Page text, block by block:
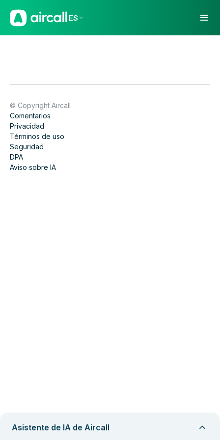
ES
© Copyright Aircall
Comentarios
Privacidad
Términos de uso
Seguridad
DPA
Aviso sobre IA
Asistente de IA de Aircall